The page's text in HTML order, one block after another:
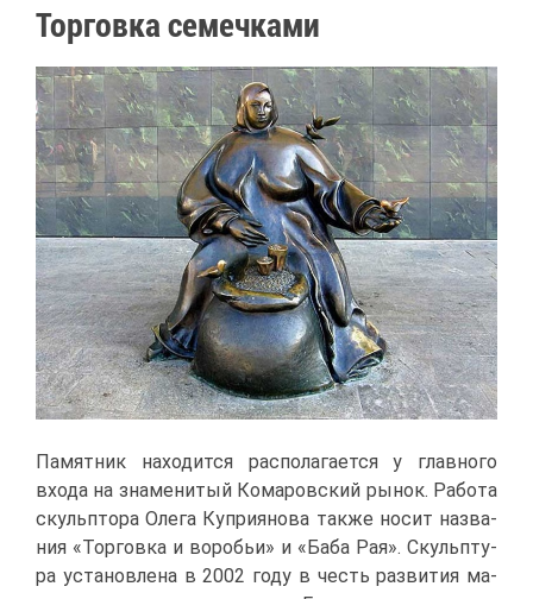
Тор­гов­ка се­меч­ка­ми
Па­мят­ник на­хо­дит­ся рас­по­ла­га­ет­ся у глав­но­го
вхо­да на зна­ме­ни­тый Ко­ма­ров­ский ры­нок. Ра­бо­та
скуль­пто­ра Оле­га Куп­ри­я­но­ва та­к­же но­сит на­зва­
ния «Тор­гов­ка и во­ро­бьи» и «Ба­ба Рая». Скульп­ту­
ра уста­нов­ле­на в 2002 го­ду в честь раз­ви­тия ма­